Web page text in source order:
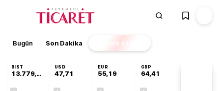
Bugün Son Dakika Finans EKSTRA
BIST
13.779,39
USD
47,71
EUR
55,19
GBP
64,41